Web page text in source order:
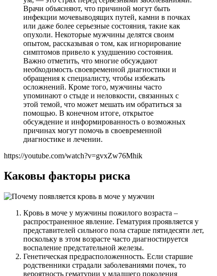
Врачи объясняют, что причиной могут быть
инфекции мочевыводящих путей, камни в почках
или даже более серьезные состояния, такие как
опухоли. Некоторые мужчины делятся своим
опытом, рассказывая о том, как игнорирование
симптомов привело к ухудшению состояния.
Важно отметить, что многие обсуждают
необходимость своевременной диагностики и
обращения к специалисту, чтобы избежать
осложнений. Кроме того, мужчины часто
упоминают о стыде и неловкости, связанных с
этой темой, что может мешать им обратиться за
помощью. В конечном итоге, открытое
обсуждение и информированность о возможных
причинах могут помочь в своевременной
диагностике и лечении.
https://youtube.com/watch?v=gvxZw76Mhik
Каковы факторы риска
Кровь в моче у мужчины пожилого возраста –
распространенное явление. Гематурия проявляется у
представителей сильного пола старше пятидесяти лет,
поскольку в этом возрасте часто диагностируется
воспаление предстательной железы.
Генетическая предрасположенность. Если старшие
родственники страдали заболеваниями почек, то
вероятность гематурии у младшего поколения